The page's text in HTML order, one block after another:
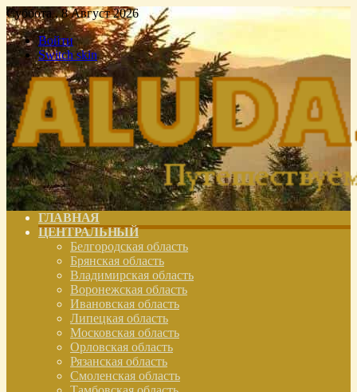
Суббота , 8 Август 2026
Войти
Switch skin
ГЛАВНАЯ
ЦЕНТРАЛЬНЫЙ
Белгородская область
Брянская область
Владимирская область
Воронежская область
Ивановская область
Липецкая область
Московская область
Орловская область
Рязанская область
Смоленская область